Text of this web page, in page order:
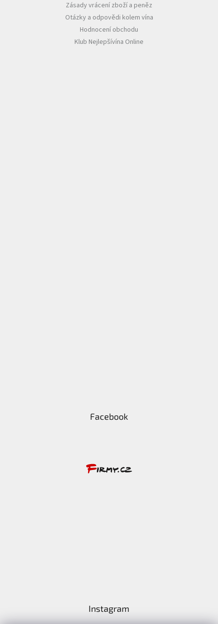
Zásady vrácení zboží a peněz
Otázky a odpovědi kolem vína
Hodnocení obchodu
Klub Nejlepšívína Online
Facebook
Instagram